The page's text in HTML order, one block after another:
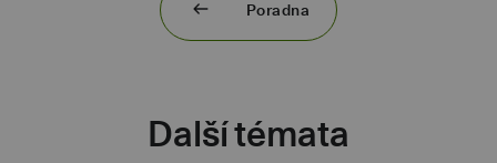
Poradna
Další témata